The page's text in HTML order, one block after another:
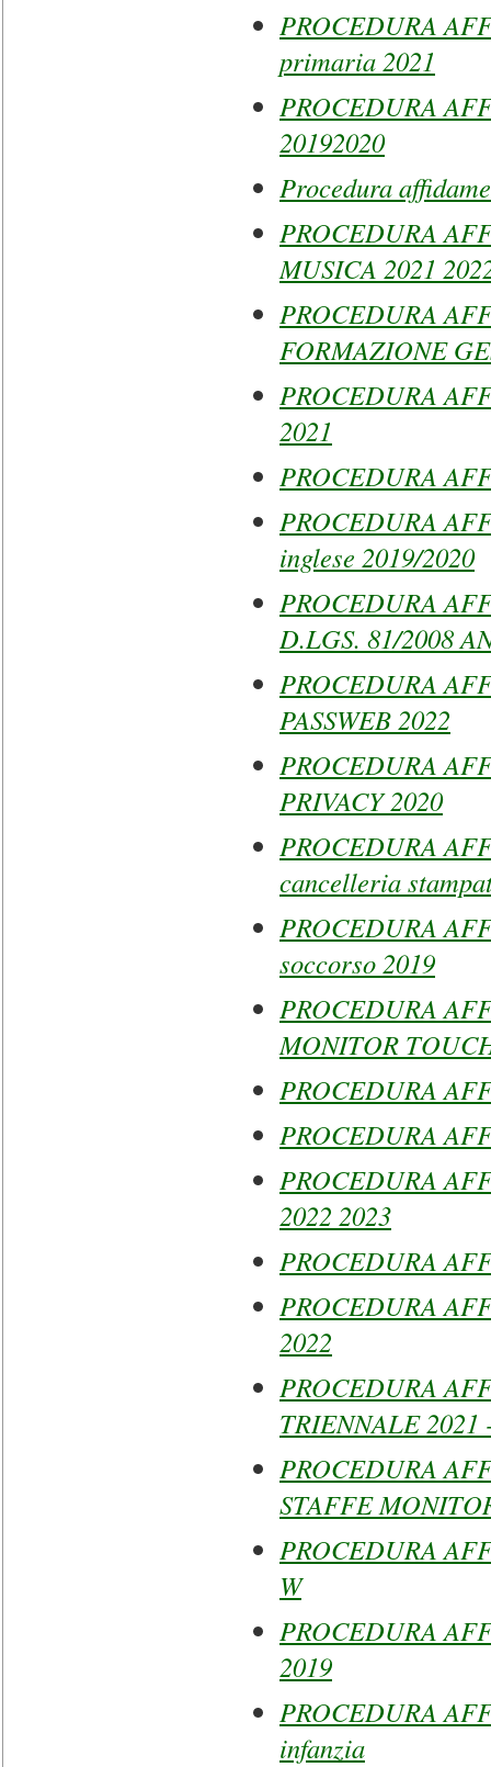
PROCEDURA
primaria 2021
PROCEDURA
20192020
Procedura
PROCEDURA
MUSICA 2021
PROCEDURA
FORMAZIONE
PROCEDURA
2021
PROCEDURA
PROCEDURA
inglese 2019/2020
PROCEDURA
D.LGS. 81/2008
PROCEDURA
PASSWEB 2022
PROCEDURA
PRIVACY 2020
PROCEDURA
cancelleria
PROCEDURA
soccorso 2019
PROCEDURA
MONITOR
PROCEDURA
PROCEDURA
PROCEDURA
2022 2023
PROCEDURA
PROCEDURA
2022
PROCEDURA
TRIENNALE 2021
PROCEDURA
STAFFE
PROCEDURA
W
PROCEDURA
2019
PROCEDURA
infanzia